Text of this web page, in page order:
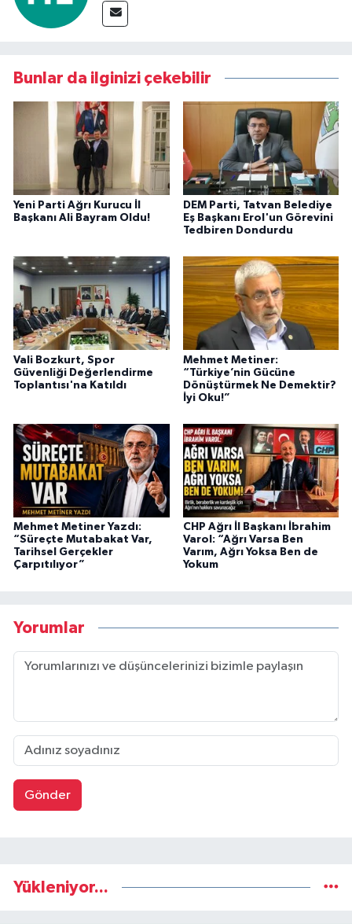
Bunlar da ilginizi çekebilir
Yeni Parti Ağrı Kurucu İl
Başkanı Ali Bayram Oldu!
DEM Parti, Tatvan Belediye
Eş Başkanı Erol'un Görevini
Tedbiren Dondurdu
Vali Bozkurt, Spor
Güvenliği Değerlendirme
Toplantısı'na Katıldı
Mehmet Metiner:
“Türkiye’nin Gücüne
Dönüştürmek Ne Demektir?
İyi Oku!”
Mehmet Metiner Yazdı:
“Süreçte Mutabakat Var,
Tarihsel Gerçekler
Çarpıtılıyor”
CHP Ağrı İl Başkanı İbrahim
Varol: “Ağrı Varsa Ben
Varım, Ağrı Yoksa Ben de
Yokum
Yorumlar
Gönder
Yükleniyor...